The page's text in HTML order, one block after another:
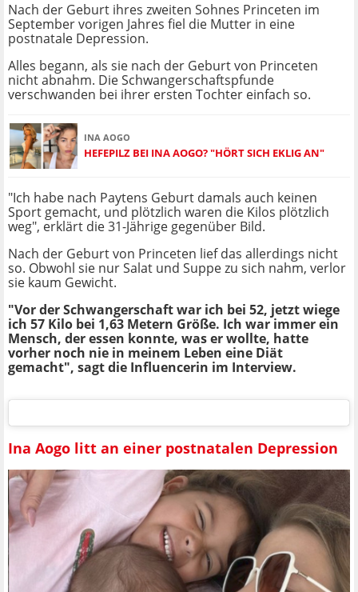
Nach der Geburt ihres zweiten Sohnes Princeten im
September vorigen Jahres fiel die Mutter in eine
postnatale Depression.
Alles begann, als sie nach der Geburt von Princeten
nicht abnahm. Die Schwangerschaftspfunde
verschwanden bei ihrer ersten Tochter einfach so.
INA AOGO
HEFEPILZ BEI INA AOGO? "HÖRT SICH EKLIG AN"
"Ich habe nach Paytens Geburt damals auch keinen
Sport gemacht, und plötzlich waren die Kilos plötzlich
weg", erklärt die 31-Jährige gegenüber Bild.
Nach der Geburt von Princeten lief das allerdings nicht
so. Obwohl sie nur Salat und Suppe zu sich nahm, verlor
sie kaum Gewicht.
"Vor der Schwangerschaft war ich bei 52, jetzt wiege
ich 57 Kilo bei 1,63 Metern Größe. Ich war immer ein
Mensch, der essen konnte, was er wollte, hatte
vorher noch nie in meinem Leben eine Diät
gemacht", sagt die Influencerin im Interview.
Ina Aogo litt an einer postnatalen Depression